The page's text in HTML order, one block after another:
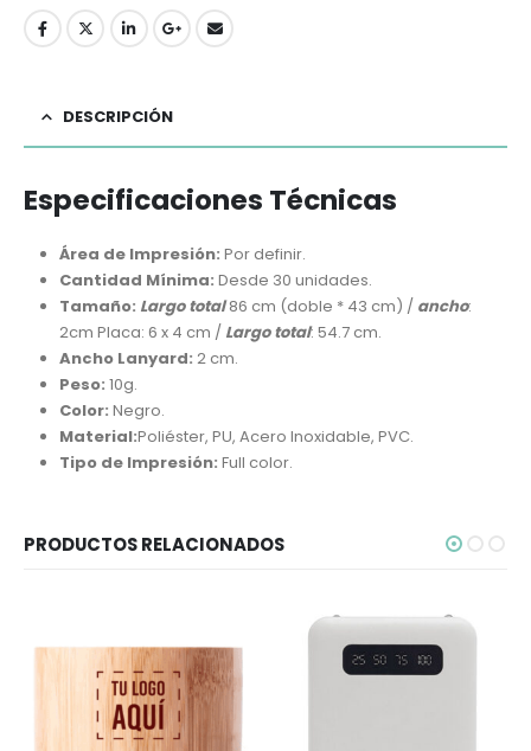
DESCRIPCIÓN
Especificaciones Técnicas
Área de Impresión: Por definir.
Cantidad Mínima: Desde 30 unidades.
Tamaño: Largo total86 cm (doble * 43 cm) / ancho:
2cm Placa: 6 x 4 cm / Largo total: 54.7 cm.
Ancho Lanyard: 2 cm.
Peso: 10g.
Color: Negro.
Material:Poliéster, PU, Acero Inoxidable, PVC.
Tipo de Impresión: Full color.
PRODUCTOS RELACIONADOS